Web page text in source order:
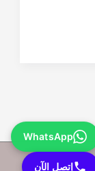
WhatsApp
إتصل الآن